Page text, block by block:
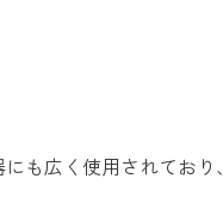
も広く使用されており、